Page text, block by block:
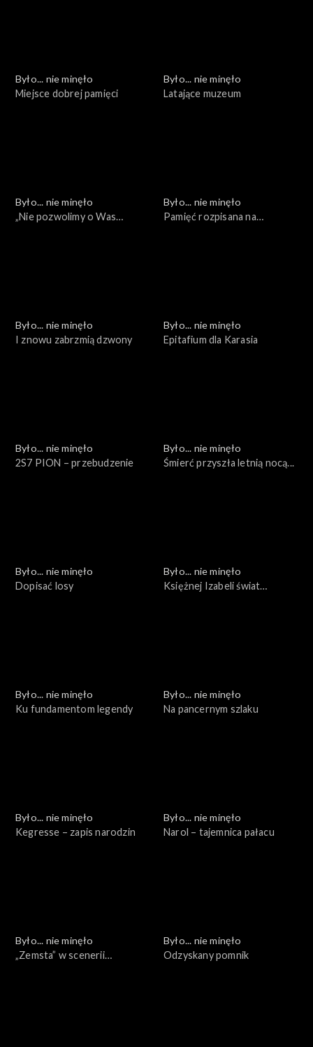
Było... nie minęło
Miejsce dobrej pamięci
Było... nie minęło
Latające muzeum
Było... nie minęło
„Nie pozwolimy o Was
Było... nie minęło
Pamięć rozpisana na
Było... nie minęło
I znowu zabrzmią dzwony
Było... nie minęło
Epitafium dla Karasia
Było... nie minęło
2S7 PION – przebudzenie
Było... nie minęło
Śmierć przyszła letnią nocą...
Było... nie minęło
Dopisać losy
Było... nie minęło
Księżnej Izabeli świat
Było... nie minęło
Ku fundamentom legendy
Było... nie minęło
Na pancernym szlaku
Było... nie minęło
Kegresse – zapis narodzin
Było... nie minęło
Narol – tajemnica pałacu
Było... nie minęło
„Zemsta” w scenerii
Było... nie minęło
Odzyskany pomnik